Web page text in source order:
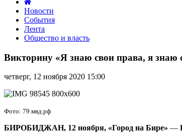
Новости
События
Лента
Общество и власть
«Я
знаю
свои
права,
я
свои
провели
Викторину «Я знаю свои права, я знаю
четверг, 12 ноября 2020 15:00
Фото: 79.мвд.рф
БИРОБИДЖАН, 12 ноября, «Город на Бире» —